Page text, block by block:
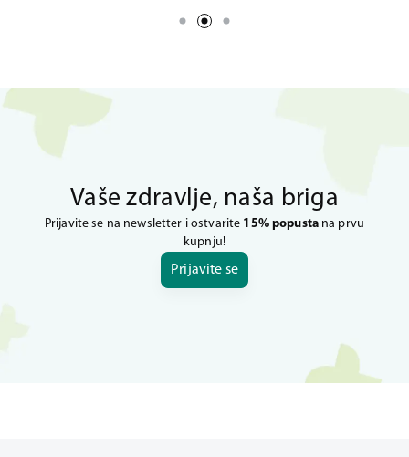
Vaše zdravlje, naša briga
Prijavite se na newsletter i ostvarite 15% popustana prvu
kupnju!
Prijavite se